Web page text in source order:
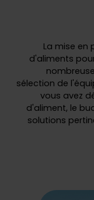
La mise en
d'aliments
sélection de
vous avez
d'aliment, le
solutions